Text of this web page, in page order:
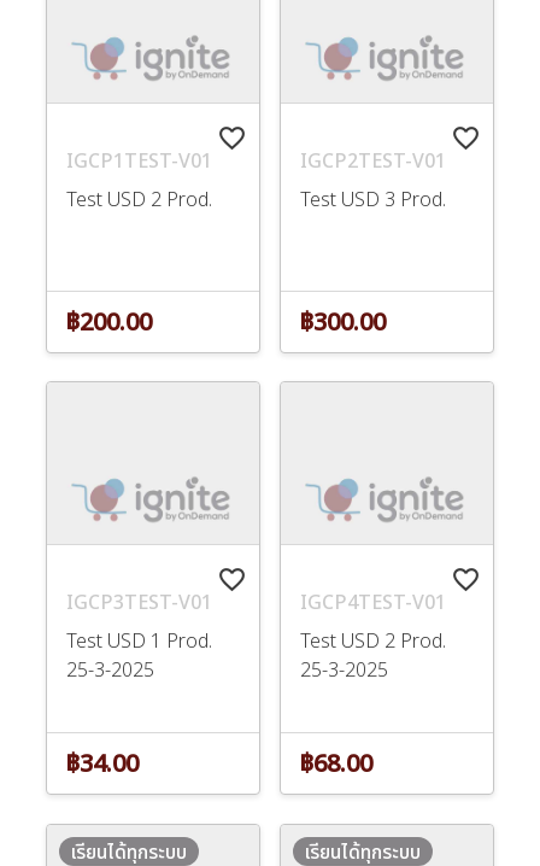
favorite_border
IGCP1TEST-V01
Test USD 2 Prod.
฿200.00
favorite_border
IGCP2TEST-V01
Test USD 3 Prod.
฿300.00
favorite_border
IGCP3TEST-V01
Test USD 1 Prod.
25-3-2025
฿34.00
favorite_border
IGCP4TEST-V01
Test USD 2 Prod.
25-3-2025
฿68.00
เรียนได้ทุกระบบ เรียนได้ทุกระบบ